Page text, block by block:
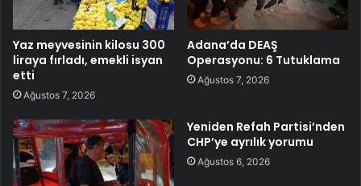
Yaz meyvesinin kilosu 300
liraya fırladı, emekli isyan
etti
Ağustos 7, 2026
Adana’da DEAŞ
Operasyonu: 6 Tutuklama
Ağustos 7, 2026
Yeniden Refah Partisi’nden
CHP’ye ayrılık yorumu
Ağustos 6, 2026